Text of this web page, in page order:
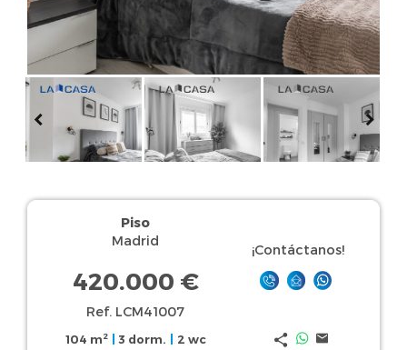
Piso
Madrid
420.000 €
Ref. LCM41007
104 m2 3 dorm. 2 wc
¡Contáctanos!